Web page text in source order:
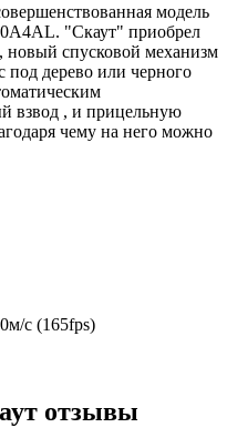
модель
"Скаут" приобрел
новый спусковой механизм
под дерево или черного
взвод , и прицельную
чему на него можно
с (165fps)
отзывы